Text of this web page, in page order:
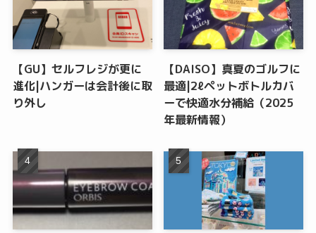
【GU】セルフレジが更に
進化|ハンガーは会計後に取
り外し
【DAISO】真夏のゴルフに
最適|2ℓペットボトルカバ
ーで快適水分補給（2025
年最新情報）